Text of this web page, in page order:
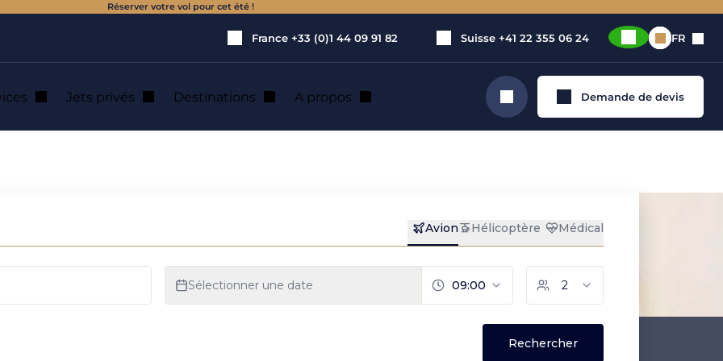
Réserver votre vol pour cet été !
France +33 (0)1 44 09 91 82 Suisse +41 22 355 06 24 FR
Jets privés Destinations A propos Rechercher Demande de devis